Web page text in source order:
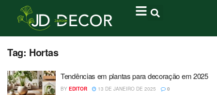
Tag: Hortas
Tendências em plantas para decoração em 2025
BY EDITOR 13 DE JANEIRO DE 2025 0